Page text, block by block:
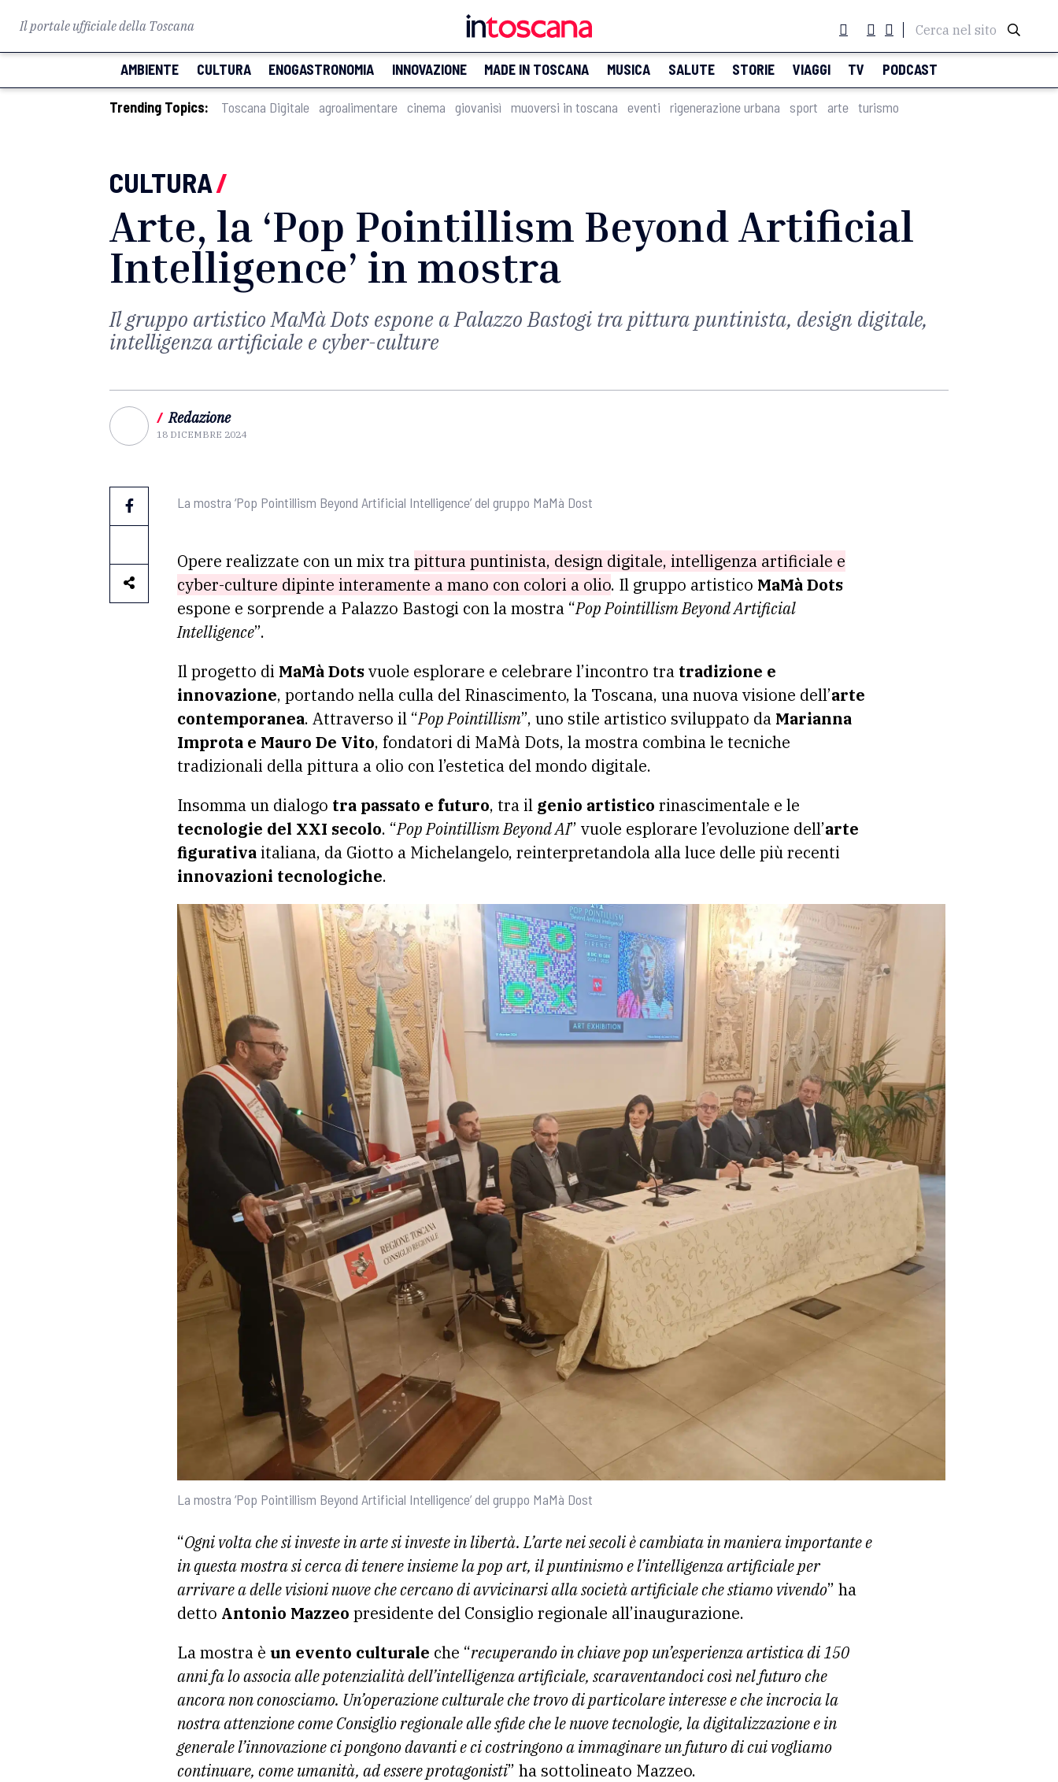
Il portale ufficiale della Toscana Cerca nel sito
AMBIENTE CULTURA ENOGASTRONOMIA INNOVAZIONE MADE IN TOSCANA MUSICA SALUTE STORIE VIAGGI TV PODCAST
Trending Topics: Toscana Digitale agroalimentare cinema giovanisì muoversi in toscana eventi rigenerazione urbana sport arte turismo
CULTURA/
Arte, la ‘Pop Pointillism Beyond Artificial
Intelligence’ in mostra
Il gruppo artistico MaMà Dots espone a Palazzo Bastogi tra pittura puntinista, design digitale,
intelligenza artificiale e cyber-culture
/ Redazione
18 DICEMBRE 2024
La mostra ‘Pop Pointillism Beyond Artificial Intelligence’ del gruppo MaMà Dost
Opere realizzate con un mix trapittura puntinista, design digitale, intelligenza artificiale e
cyber-culture dipinte interamente a mano con colori a olio. Il gruppo artistico MaMà Dots
espone e sorprende a Palazzo Bastogi con la mostra “Pop Pointillism Beyond Artificial
Intelligence”.
Il progetto di MaMà Dotsvuole esplorare e celebrare l’incontro tra tradizione e
innovazione, portando nella culla del Rinascimento, la Toscana, una nuova visione dell’arte
contemporanea. Attraverso il “Pop Pointillism”, uno stile artistico sviluppato da Marianna
Improta e Mauro De Vito, fondatori di MaMà Dots, la mostra combina le tecniche
tradizionali della pittura a olio con l’estetica del mondo digitale.
Insomma un dialogo tra passato e futuro, tra il genio artistico rinascimentale e le
tecnologie del XXI secolo. “Pop Pointillism Beyond AI” vuole esplorare l’evoluzione dell’arte
figurativaitaliana, da Giotto a Michelangelo, reinterpretandola alla luce delle più recenti
innovazioni tecnologiche.
La mostra ‘Pop Pointillism Beyond Artificial Intelligence’ del gruppo MaMà Dost
“Ogni volta che si investe in arte si investe in libertà. L’arte nei secoli è cambiata in maniera importante e
in questa mostra si cerca di tenere insieme la pop art, il puntinismo e l’intelligenza artificiale per
arrivare a delle visioni nuove che cercano di avvicinarsi alla società artificiale che stiamo vivendo” ha
detto Antonio Mazzeo presidente del Consiglio regionale all’inaugurazione.
La mostra è un evento culturale che “recuperando in chiave pop un’esperienza artistica di 150
anni fa lo associa alle potenzialità dell’intelligenza artificiale, scaraventandoci così nel futuro che
ancora non conosciamo. Un’operazione culturale che trovo di particolare interesse e che incrocia la
nostra attenzione come Consiglio regionale alle sfide che le nuove tecnologie, la digitalizzazione e in
generale l’innovazione ci pongono davanti e ci costringono a immaginare un futuro di cui vogliamo
continuare, come umanità, ad essere protagonisti” ha sottolineato Mazzeo.